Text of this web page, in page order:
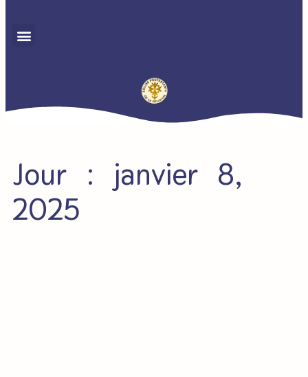
Jour : janvier 8,
2025